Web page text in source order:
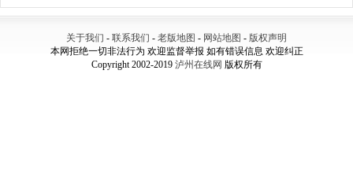
关于我们 - 联系我们 - 老版地图 - 网站地图 - 版权声明
本网拒绝一切非法行为 欢迎监督举报 如有错误信息 欢迎纠正
Copyright 2002-2019 泸州在线网 版权所有